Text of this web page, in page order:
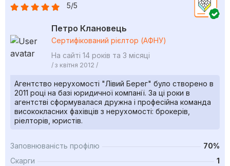
5/5
Петро Клановець
Сертифікований рієлтор (АФНУ)
На сайті 14 років та 3 місяці
/ з квітня 2012 /
Агентство нерухомості "Лівий Берег" було створено в
2011 році на базі юридичної компанії. За ці роки в
агентстві сформувалася дружна і професійна команда
висококласних фахівців з нерухомості: брокерів,
ріелторів, юристів.
Заповнюваність профілю
70%
Скарги
1